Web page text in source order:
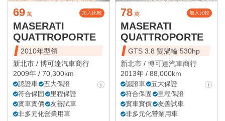
69 萬 加入比較
MASERATI
QUATTROPORTE
2010年型領
新北市 / 博可達汽車商行
2009年 / 70,300km
認證車
五大保證
符合保固
里程保證
實車實價
友善試車
非多元化營業用車
78 萬 加入比較
MASERATI
QUATTROPORTE
GTS 3.8 雙渦輪 530hp
新北市 / 博可達汽車商行
2013年 / 88,000km
認證車
五大保證
符合保固
里程保證
實車實價
友善試車
非多元化營業用車